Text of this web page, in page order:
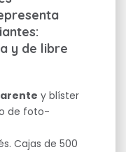
y de libre
y blíster
de foto-
Cajas de 500